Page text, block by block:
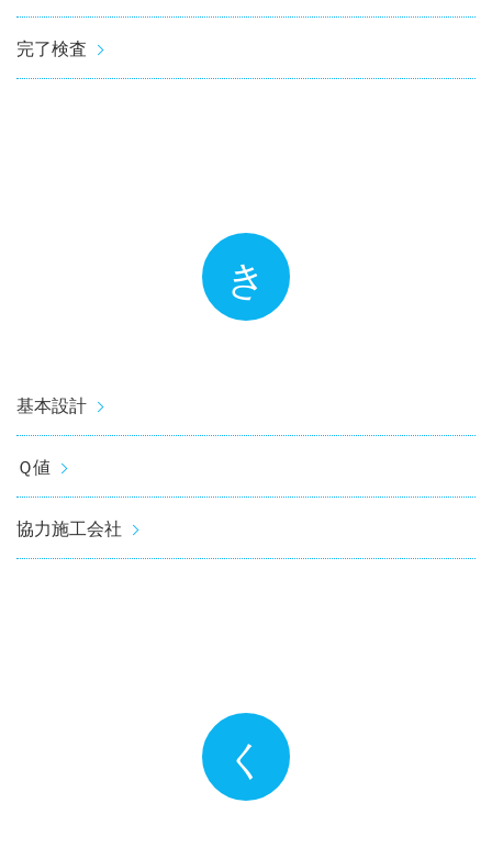
完了検査
き
基本設計
Ｑ値
協力施工会社
く